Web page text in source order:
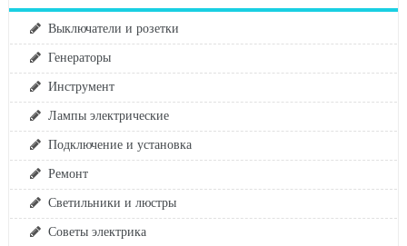
Выключатели и розетки
Генераторы
Инструмент
Лампы электрические
Подключение и установка
Ремонт
Светильники и люстры
Советы электрика